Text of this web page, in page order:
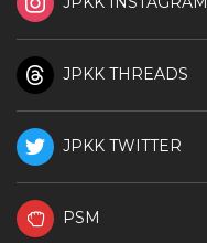
JPKK THREADS
JPKK TWITTER
PSM